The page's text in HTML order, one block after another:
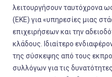
λειτουργήσουν ταυτόχρονα
(ΕΚΕ) για «υπηρεσίες μιας
επιχειρήσεων και την
κλάδους. Ιδιαίτερο
της σύσκεψης από τους
συλλόγων για τις